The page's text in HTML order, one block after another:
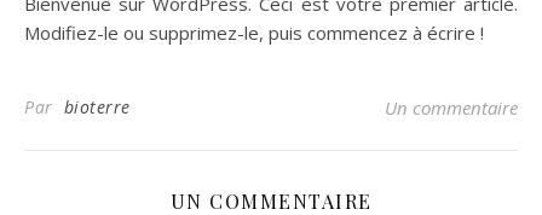
Modifiez-le ou supprimez-le, puis commencez à écrire !
Par bioterre Un commentaire
UN COMMENTAIRE